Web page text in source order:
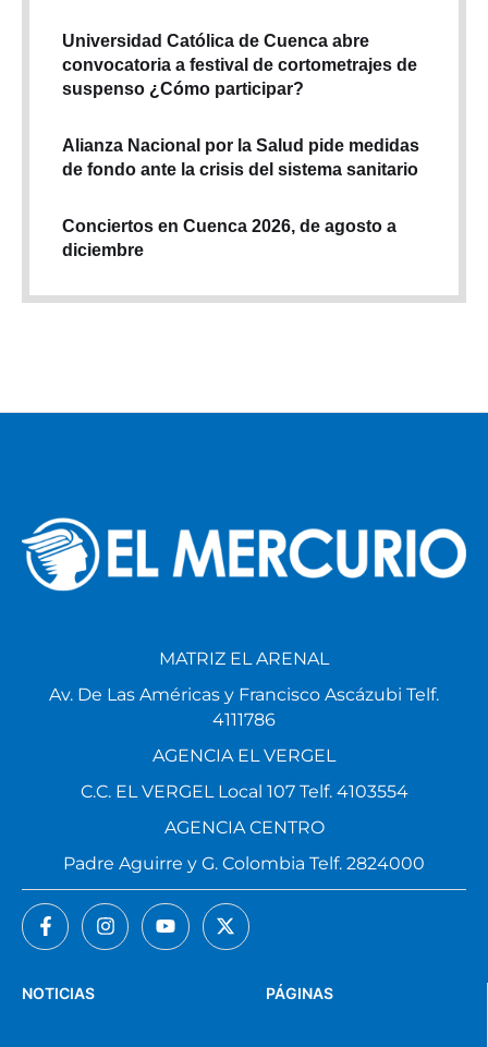
Universidad Católica de Cuenca abre
convocatoria a festival de cortometrajes de
suspenso ¿Cómo participar?
Alianza Nacional por la Salud pide medidas
de fondo ante la crisis del sistema sanitario
Conciertos en Cuenca 2026, de agosto a
diciembre
PÁGINAS
NOTICIAS
MATRIZ EL ARENAL
Av. De Las Américas y Francisco Ascázubi Telf.
4111786
AGENCIA EL VERGEL
C.C. EL VERGEL Local 107 Telf. 4103554
AGENCIA CENTRO
Padre Aguirre y G. Colombia Telf. 2824000